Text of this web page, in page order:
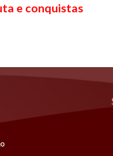
e conquistas